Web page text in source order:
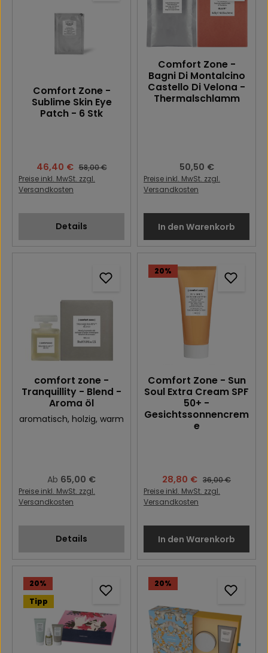
Comfort Zone -
Sublime Skin Eye
Patch - 6 Stk
Verkaufspreis:
46,40 € Regulärer Preis:
58,00 €
Preise inkl. MwSt. zzgl.
Versandkosten
Details
Comfort Zone -
Bagni Di Montalcino
Castello Di Velona -
Thermalschlamm
Regulärer Preis:
50,50 €
Preise inkl. MwSt. zzgl.
Versandkosten
In den Warenkorb
comfort zone -
Tranquillity - Blend -
Aroma öl
aromatisch, holzig, warm
Regulärer Preis:
Ab 65,00 €
Preise inkl. MwSt. zzgl.
Versandkosten
Details
20%
Comfort Zone - Sun
Soul Extra Cream SPF
50+ -
Gesichtssonnencrem
e
Verkaufspreis:
28,80 € Regulärer Preis:
36,00 €
Preise inkl. MwSt. zzgl.
Versandkosten
In den Warenkorb
20%
Tipp
20%